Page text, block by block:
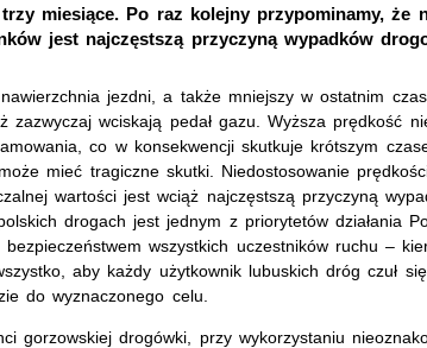
miesiące. Po raz kolejny przypominamy, że
jest najczęstszą przyczyną wypadków
jezdni, a także mniejszy w ostatnim
zazwyczaj wciskają pedał gazu. Wyższa prędkość
co w konsekwencji skutkuje krótszym
mieć tragiczne skutki. Niedostosowanie
wartości jest wciąż najczęstszą przyczyną
drogach jest jednym z priorytetów działania
wszystkich uczestników ruchu –
aby każdy użytkownik lubuskich dróg czuł
do wyznaczonego celu.
gorzowskiej drogówki, przy wykorzystaniu